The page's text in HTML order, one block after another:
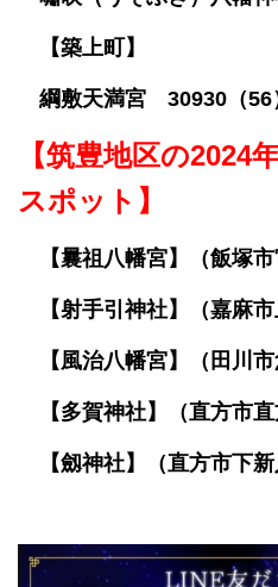
【築上町】
綱敷天満宮 30930（56
【筑豊地区の2024
スポット】
【曩祖八幡宮】（飯塚市
【射手引神社】（嘉麻市
【風治八幡宮】（田川
【多賀神社】（直方市直
【劔神社】（直方市下新